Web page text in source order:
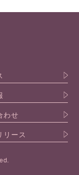
わせ
リース